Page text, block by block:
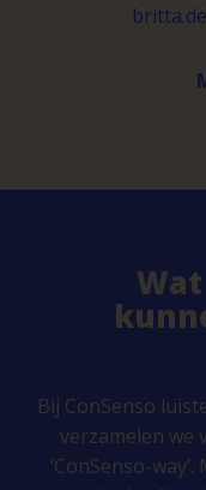
Bij ConSenso
verzamelen we
‘ConSenso-